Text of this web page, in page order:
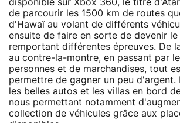
disponible sur Xbox 360, le titre
de parcourir les 1500 km de routes
d'Hawaï au volant de différents
ensuite de faire en sorte de devenir
remportant différentes épreuves. De
au contre-la-montre, en passant par
personnes et de marchandises, tout
permettre de gagner un peu d'argent.
les belles autos et les villas en bord
nous permettant notamment
collection de véhicules grâce aux